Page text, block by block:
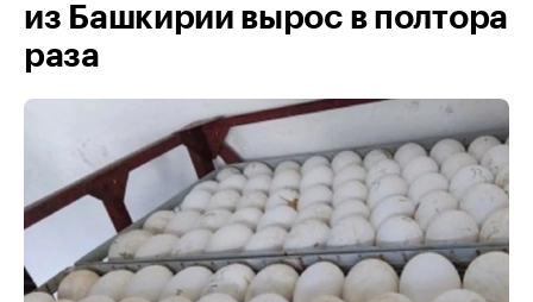
из Башкирии вырос в полтора
раза